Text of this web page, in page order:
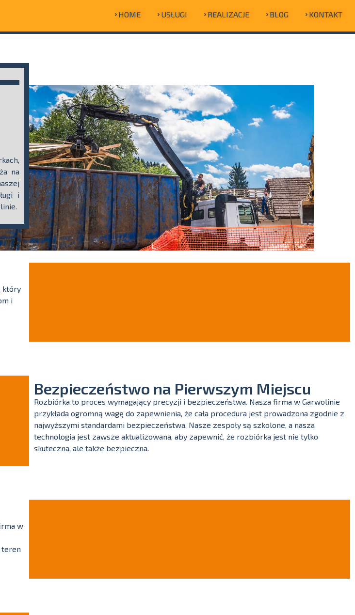
HOME USŁUGI REALIZACJE BLOG KONTAKT
na
i
który
i
Bezpieczeństwo na Pierwszym Miejscu
Rozbiórka to proces wymagający precyzji i bezpieczeństwa. Nasza firma w Garwolinie
przykłada ogromną wagę do zapewnienia, że cała procedura jest prowadzona zgodnie z
najwyższymi standardami bezpieczeństwa. Nasze zespoły są szkolone, a nasza
technologia jest zawsze aktualizowana, aby zapewnić, że rozbiórka jest nie tylko
skuteczna, ale także bezpieczna.
w
teren